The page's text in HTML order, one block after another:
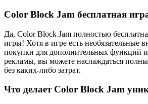
Color Block Jam бесплатная
Да, Color Block Jam полностью
игры! Хотя в игре есть необязательные
покупки для дополнительных функций
рекламы, вы можете наслаждаться
без каких-либо затрат.
Что делает Color Block Jam